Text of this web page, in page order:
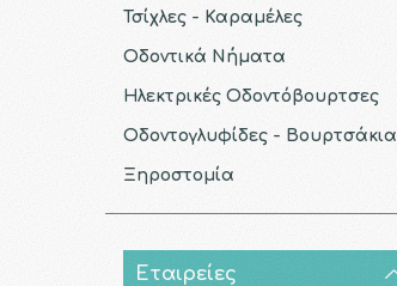
Τσίχλες - Καραμέλες
Οδοντικά Νήματα
Ηλεκτρικές Οδοντόβουρτσες
Οδοντογλυφίδες - Βουρτσάκια
Ξηροστομία
Εταιρείες